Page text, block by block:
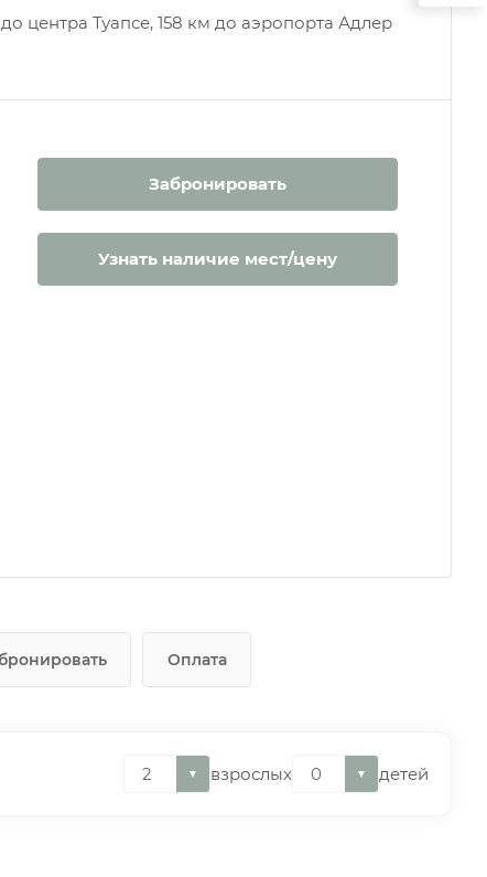
центра Туапсе, 158 км до аэропорта Адлер
Забронировать
Узнать наличие мест/цену
Оплата
▼ взрослых ▼ детей